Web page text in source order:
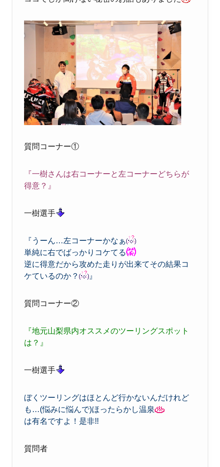
質問コーナー①
『一樹さんは右コーナーと左コーナーどちらが
得意？』
一樹選手
『うーん…左コーナーかなぁ
単純に右でばっかりコケてる
逆に得意だから攻めた走りが出来てその結果コ
ケているのか？
』
質問コーナー②
『地元山梨県内オススメのツーリングスポット
は？』
一樹選手
ぼくツーリングはほとんど行かないんだけれど
も…(悩みに悩んで)ほったらかし温泉
は有名ですよ！是非!!
質問者